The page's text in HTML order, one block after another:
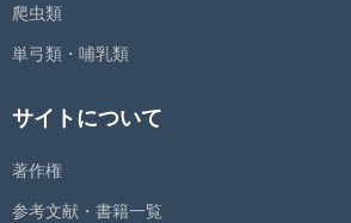
爬虫類
単弓類・哺乳類
サイトについて
著作権
参考文献・書籍一覧